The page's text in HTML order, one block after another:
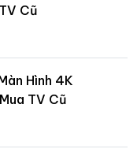
Cũ
Hình 4K
TV Cũ